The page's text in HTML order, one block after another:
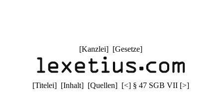
[Kanzlei] [Gesetze]
[Titelei] [Inhalt] [Quellen] [<] § 47 SGB VII [>]